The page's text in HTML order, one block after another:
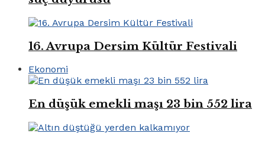
16. Avrupa Dersim Kültür Festivali
Ekonomi
En düşük emekli maşı 23 bin 552 lira